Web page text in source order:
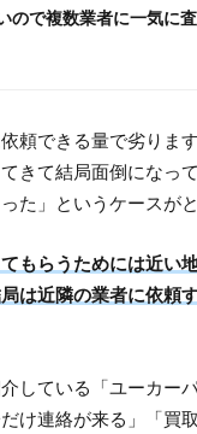
ので複数業者に一気に
頼できる量で劣りま
きて結局面倒になっ
た」というケースが
もらうためには近い
は近隣の業者に依頼
している「ユーカー
だけ連絡が来る」「買